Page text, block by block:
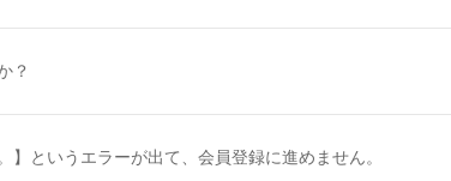
？
】というエラーが出て、会員登録に進めません。